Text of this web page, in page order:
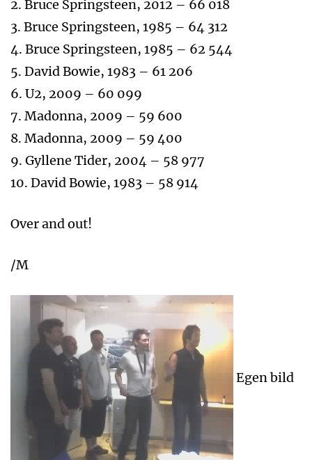
2. Bruce Springsteen, 2012 – 66 018
3. Bruce Springsteen, 1985 – 64 312
4. Bruce Springsteen, 1985 – 62 544
5. David Bowie, 1983 – 61 206
6. U2, 2009 – 60 099
7. Madonna, 2009 – 59 600
8. Madonna, 2009 – 59 400
9. Gyllene Tider, 2004 – 58 977
10. David Bowie, 1983 – 58 914
Over and out!
/M
Egen bild